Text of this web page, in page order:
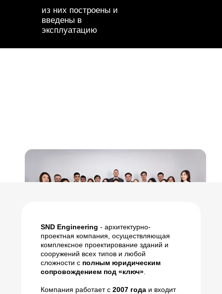
из них построены и
введены в
эксплуатацию
SND Engineering - архитектурно-
проектная компания, осуществляющая
комплексное проектирование зданий и
сооружений всех типов и любой
сложности с полным юридическим
сопровождением под «ключ»
Компания работает с 2007 года и входит